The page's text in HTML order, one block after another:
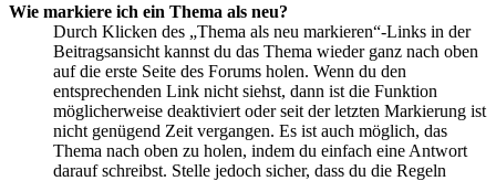
Wie markiere ich ein Thema als neu?
Durch Klicken des „Thema als neu markieren“-Links in der
Beitragsansicht kannst du das Thema wieder ganz nach oben
auf die erste Seite des Forums holen. Wenn du den
entsprechenden Link nicht siehst, dann ist die Funktion
möglicherweise deaktiviert oder seit der letzten Markierung ist
nicht genügend Zeit vergangen. Es ist auch möglich, das
Thema nach oben zu holen, indem du einfach eine Antwort
darauf schreibst. Stelle jedoch sicher, dass du die Regeln